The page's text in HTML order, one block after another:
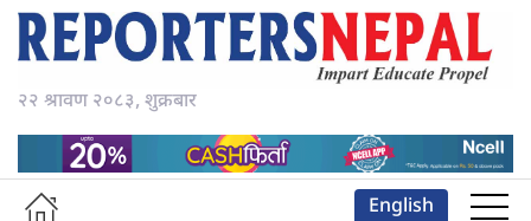
२२ श्रावण २०८३, शुक्रबार
English